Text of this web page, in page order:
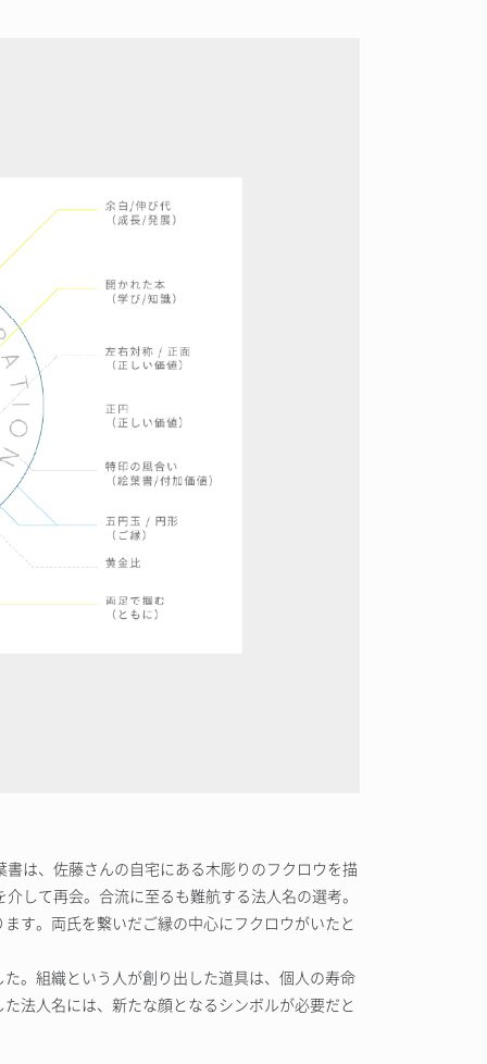
は、佐藤さんの自宅にある木彫りのフクロウを描
して再会。合流に至るも難航する法人名の選考。
す。両氏を繋いだご縁の中心にフクロウがいたと
。組織という人が創り出した道具は、個人の寿命
法人名には、新たな顔となるシンボルが必要だと